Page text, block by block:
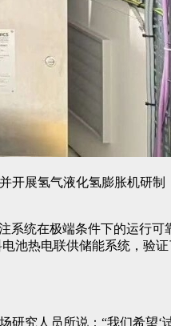
开展氢气液化氢膨胀机研制
统在极端条件下的运行可
池热电联供储能系统，验
究人员所说：“我们希望‘